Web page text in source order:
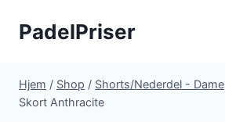
PadelPriser
Hjem / Shop / Shorts/Nederdel - Dame
Skort Anthracite